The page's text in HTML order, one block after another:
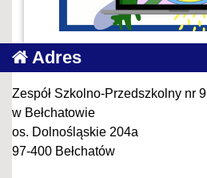
Adres
Zespół Szkolno-Przedszkolny nr 9
w Bełchatowie
os. Dolnośląskie 204a
97-400 Bełchatów